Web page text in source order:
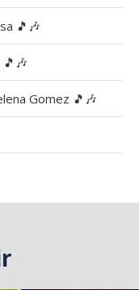
🎵🎶
Gomez 🎵🎶